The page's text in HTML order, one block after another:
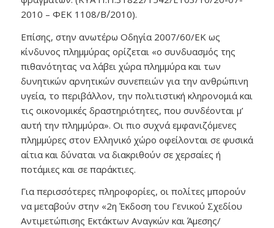
2010 – ΦΕΚ 1108/Β΄/2010).
Επίσης, στην ανωτέρω Οδηγία 2007/60/ΕΚ ως
κίνδυνος πλημμύρας ορίζεται «ο συνδυασμός της
πιθανότητας να λάβει χώρα πλημμύρα και των
δυνητικών αρνητικών συνεπειών για την ανθρώπινη
υγεία, το περιβάλλον, την πολιτιστική κληρονομιά και
τις οικονομικές δραστηριότητες, που συνδέονται μ’
αυτή την πλημμύρα». Οι πιο συχνά εμφανιζόμενες
πλημμύρες στον Ελληνικό χώρο οφείλονται σε φυσικά
αίτια και δύναται να διακριθούν σε χερσαίες ή
ποτάμιες και σε παράκτιες.
Για περισσότερες πληροφορίες, οι πολίτες μπορούν
να μεταβούν στην «2η Έκδοση του Γενικού Σχεδίου
Αντιμετώπισης Εκτάκτων Αναγκών και Άμεσης/